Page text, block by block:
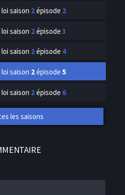
saison 2épisode 2
saison 2épisode 3
saison 2épisode 4
saison 2épisode 5
saison 2épisode 6
les saisons